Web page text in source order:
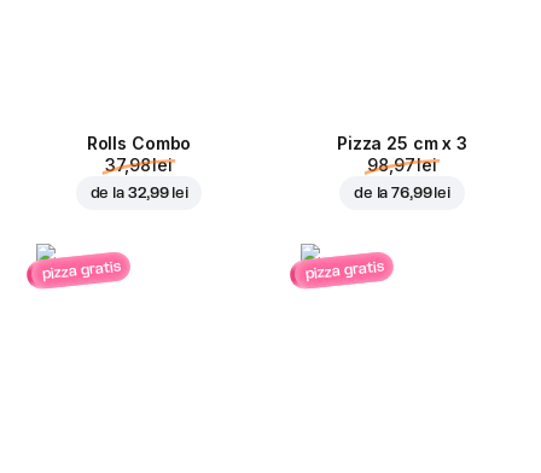
Rolls Combo
37,98 lei
de la 32,99 lei
Pizza 25 cm x 3
98,97 lei
de la76,99 lei
pizza gratis pizza gratis